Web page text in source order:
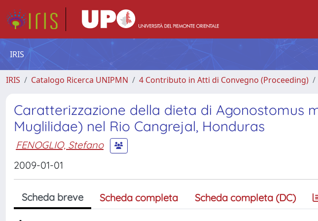
IRIS
IRIS Catalogo Ricerca UNIPMN 4 Contributo in Atti di Convegno (Proceeding)
Caratterizzazione della dieta di Agonostomus
Muglilidae) nel Rio Cangrejal, Honduras
FENOGLIO, Stefano
2009-01-01
Scheda breve Scheda completa Scheda completa (DC)